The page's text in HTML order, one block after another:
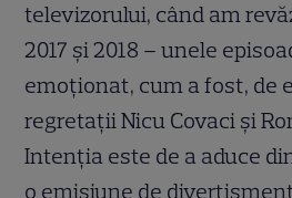
televizorului, când am
2017 şi 2018 – unele
emoţionat, cum a fost, de
regretaţii Nicu Covaci şi
Intenţia este de a aduce
o emisiune de